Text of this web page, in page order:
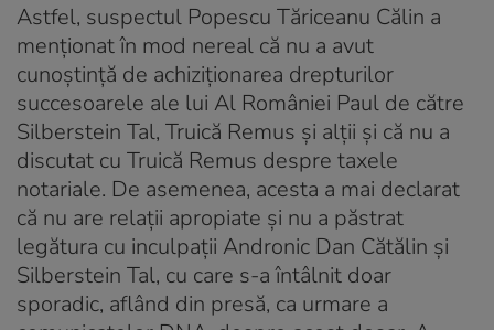
Astfel, suspectul Popescu Tăriceanu Călin a
menţionat în mod nereal că nu a avut
cunoştinţă de achiziţionarea drepturilor
succesoarele ale lui Al României Paul de către
Silberstein Tal, Truică Remus şi alţii şi că nu a
discutat cu Truică Remus despre taxele
notariale. De asemenea, acesta a mai declarat
că nu are relaţii apropiate şi nu a păstrat
legătura cu inculpaţii Andronic Dan Cătălin şi
Silberstein Tal, cu care s-a întâlnit doar
sporadic, aflând din presă, ca urmare a